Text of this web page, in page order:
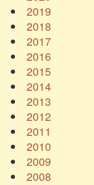
2019
2018
2017
2016
2015
2014
2013
2012
2011
2010
2009
2008